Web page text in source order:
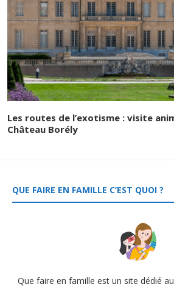
Les routes de l’exotisme : visite
Château Borély
QUE FAIRE EN FAMILLE C’EST QUOI ?
Que faire en famille est un site dédié